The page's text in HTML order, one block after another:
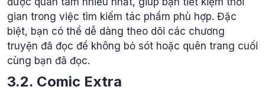
gian trong việc tìm kiếm tác phẩm phù hợp. Đặc
biệt, bạn có thể dễ dàng theo dõi các chương
truyện đã đọc để không bỏ sót hoặc quên trang cuối
cùng bạn đã đọc.
3.2. Comic Extra